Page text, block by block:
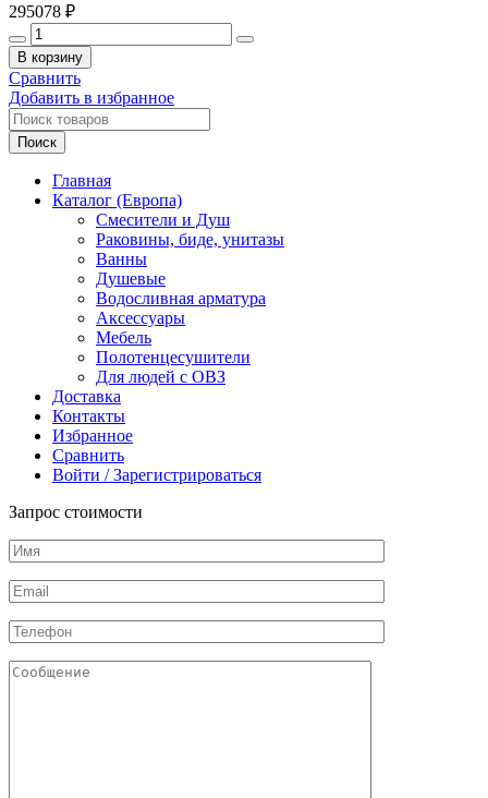
295078 ₽
Количество
товара
BURG
B.ME
Тумба
с
раковиной,
мм,
F5988
anthracite/
G0126/White
В корзину
Сравнить
Добавить в избранное
Поиск
Главная
Каталог (Европа)
Смесители и Душ
Раковины, биде, унитазы
Ванны
Душевые
Водосливная арматура
Аксессуары
Мебель
Полотенцесушители
Для людей с ОВЗ
Доставка
Контакты
Избранное
Сравнить
Войти / Зарегистрироваться
Запрос стоимости